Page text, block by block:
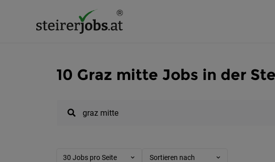
10 Graz mitte Jobs in der
30 Jobs pro Seite Sortieren nach